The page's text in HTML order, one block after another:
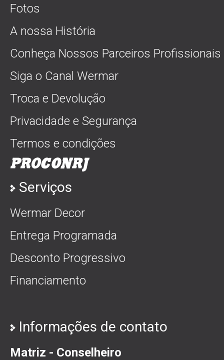
Fotos
A nossa História
Conheça Nossos Parceiros Profissionais
Siga o Canal Wermar
Troca e Devolução
Privacidade e Segurança
Termos e condições
Serviços
Wermar Decor
Entrega Programada
Desconto Progressivo
Financiamento
Informações de contato
Matriz - Conselheiro